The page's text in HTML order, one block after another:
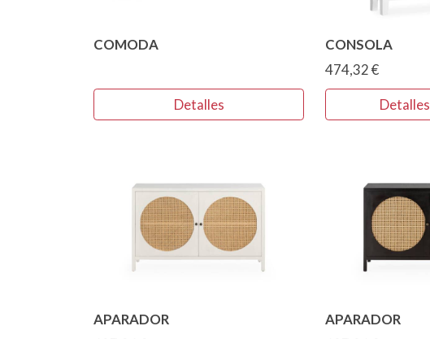
COMODA
Detalles
CONSOLA
474,32 €
Detalles
APARADOR
APARADOR